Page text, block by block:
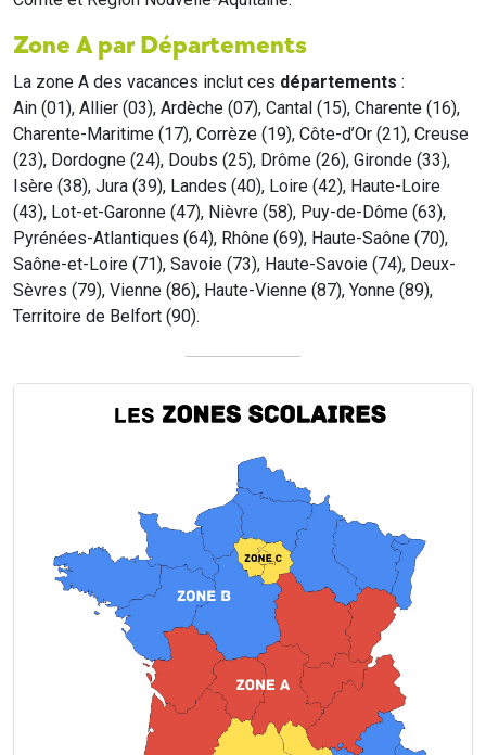
Zone A par Départements
La zone A des vacances inclut ces départements :
Ain (01), Allier (03), Ardèche (07), Cantal (15), Charente (16),
Charente-Maritime (17), Corrèze (19), Côte-d’Or (21), Creuse
(23), Dordogne (24), Doubs (25), Drôme (26), Gironde (33),
Isère (38), Jura (39), Landes (40), Loire (42), Haute-Loire
(43), Lot-et-Garonne (47), Nièvre (58), Puy-de-Dôme (63),
Pyrénées-Atlantiques (64), Rhône (69), Haute-Saône (70),
Saône-et-Loire (71), Savoie (73), Haute-Savoie (74), Deux-
Sèvres (79), Vienne (86), Haute-Vienne (87), Yonne (89),
Territoire de Belfort (90).